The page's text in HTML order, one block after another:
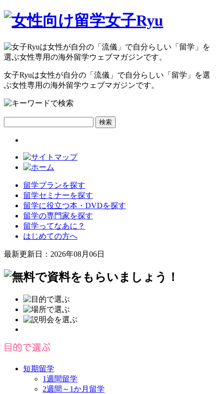
女子Ryuは女性が自分の 「流儀」 で自分らしい 「留学」
を選
ぶ女性専用の海外留学ウェブマガジンです。
検索
留学プランを探す
留学セミナーを探す
留学に役立つ本・DVDを探す
留学の専門家を探す
留学ってなあに？
はじめての方へ
最新更新日：2026年08月06日
短期留学
1週間留学
2週間～1か月留学